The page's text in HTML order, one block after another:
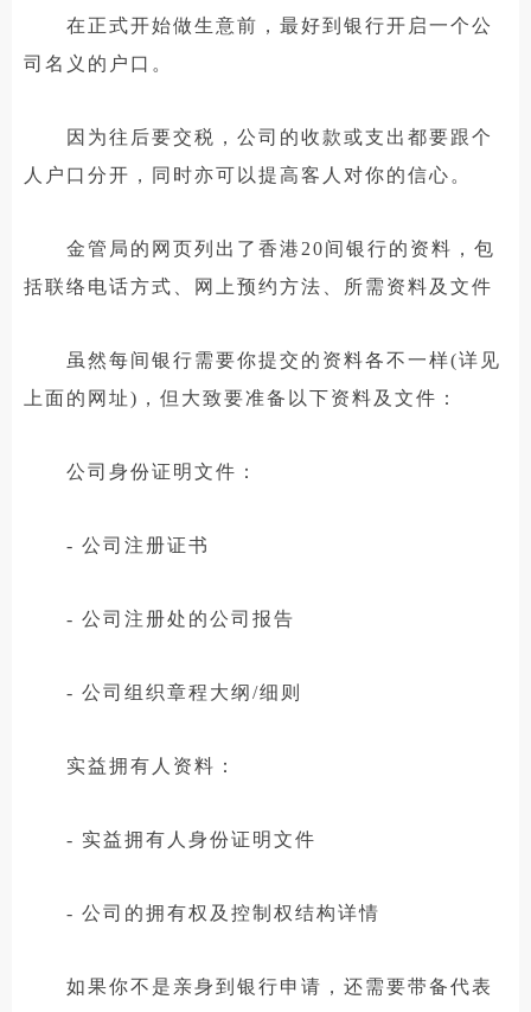
在正式开始做生意前，最好到银行开启一个公
司名义的户口。
因为往后要交税，公司的收款或支出都要跟个
人户口分开，同时亦可以提高客人对你的信心。
金管局的网页列出了香港20间银行的资料，包
括联络电话方式、网上预约方法、所需资料及文件
虽然每间银行需要你提交的资料各不一样(详见
上面的网址)，但大致要准备以下资料及文件：
公司身份证明文件：
- 公司注册证书
- 公司注册处的公司报告
- 公司组织章程大纲/细则
实益拥有人资料：
- 实益拥有人身份证明文件
- 公司的拥有权及控制权结构详情
如果你不是亲身到银行申请，还需要带备代表